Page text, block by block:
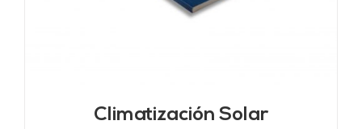
Climatización Solar